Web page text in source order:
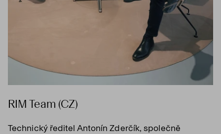
RIM Team (CZ)
Technický ředitel Antonín Zderčík, společně